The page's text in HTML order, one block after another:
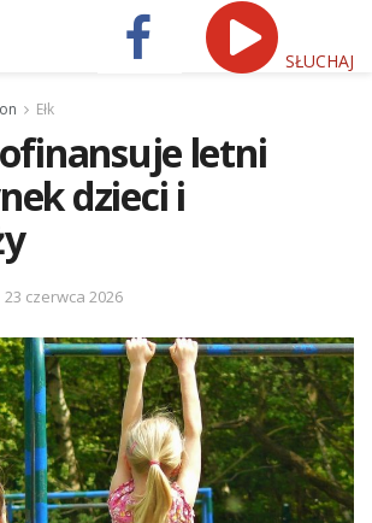
SŁUCHAJ
Ełk
letni
dzieci i
23 czerwca 2026